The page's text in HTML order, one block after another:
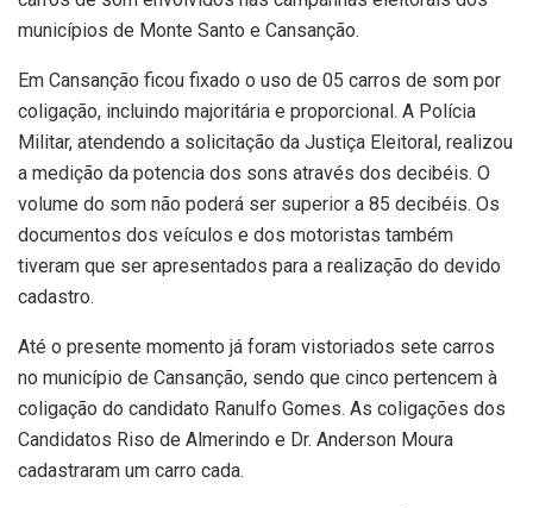
municípios de Monte Santo e Cansanção.
Em Cansanção ficou fixado o uso de 05 carros de som por
coligação, incluindo majoritária e proporcional. A Polícia
Militar, atendendo a solicitação da Justiça Eleitoral, realizou
a medição da potencia dos sons através dos decibéis. O
volume do som não poderá ser superior a 85 decibéis. Os
documentos dos veículos e dos motoristas também
tiveram que ser apresentados para a realização do devido
cadastro.
Até o presente momento já foram vistoriados sete carros
no município de Cansanção, sendo que cinco pertencem à
coligação do candidato Ranulfo Gomes. As coligações dos
Candidatos Riso de Almerindo e Dr. Anderson Moura
cadastraram um carro cada.